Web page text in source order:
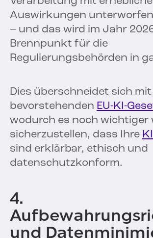
Auswirkungen
– und das wird im Jahr
Brennpunkt für die
Regulierungsbehörden in
Dies überschneidet sich
bevorstehenden EU-KI-
wodurch es noch wichtiger
sicherzustellen, dass Ihre
sind erklärbar, ethisch und
datenschutzkonform.
4.
und